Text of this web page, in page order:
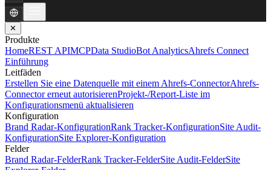
✕
Produkte
HomeREST APIMCPData StudioBot AnalyticsAhrefs Connect
Einführung
Leitfäden
Erstellen Sie eine Datenquelle mit einem Ahrefs-ConnectorAhrefs-
Connector erneut autorisierenProjekt-/Report-Liste im
Konfigurationsmenü aktualisieren
Konfiguration
Brand Radar-KonfigurationRank Tracker-KonfigurationSite Audit-
KonfigurationSite Explorer-Konfiguration
Felder
Brand Radar-FelderRank Tracker-FelderSite Audit-FelderSite